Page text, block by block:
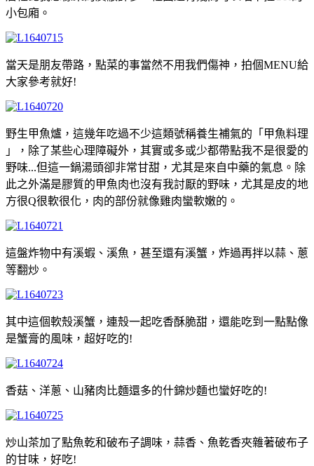
小包廂。
當天是朋友帶路，點菜的事當然不用我們傷神，拍個MENU給
大家參考就好!
野生甲魚爐，這幾年吃過不少這類號稱養生補氣的「甲魚料理
」，除了某些心理障礙外，其實或多或少都帶點我不是很愛的
野味...但這一鍋湯頭卻非常甘甜，尤其是來自中藥的氣息。除
此之外滿是膠質的甲魚肉也沒有我討厭的野味，尤其是皮的地
方很Q很軟很化，肉的部份就像雞肉蠻軟嫩的。
這盤炸物中有溪蝦、溪魚，甚至還有溪蟹，炸過再拌以蒜、蔥
等翻炒。
其中這個軟殼溪蟹，連殼一起吃香酥脆甜，還能吃到一點點像
是蟹膏的風味，超好吃的!
香菇、洋蔥、山豬肉比麵還多的什錦炒麵也蠻好吃的!
炒山茶加了點魚乾和破布子調味，蒜香、魚乾香夾雜著破布子
的甘味，好吃!